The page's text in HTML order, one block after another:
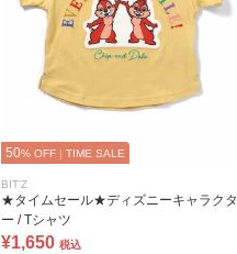
50% OFF | TIME SALE
BIT'Z
★タイムセール★ディズニーキャラクタ
ー / Tシャツ
¥1,650 税込